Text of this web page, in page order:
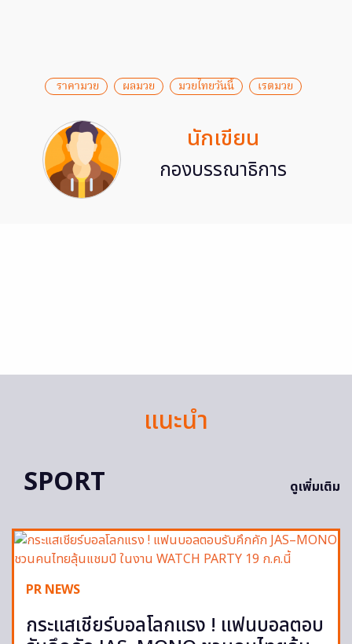
​ ราคามวย ผลมวย มวยไทยวันนี้ เรตมวย
นักเขียน
กองบรรณาธิการ
แนะนำ
SPORT
ดูเพิ่มเติม
PR NEWS
กระแสเชียร์บอลโลกแรง ! แฟนบอลตอบ